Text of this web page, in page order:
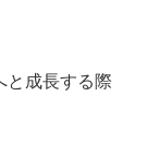
と成長する際